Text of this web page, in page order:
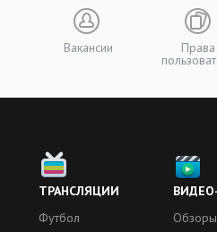
Вакансии Права
ТРАНСЛЯЦИИ
Футбол
Обзоры